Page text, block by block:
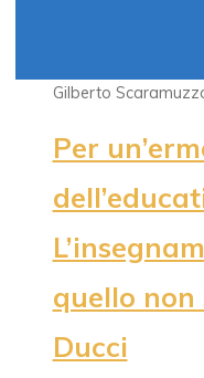
Gilberto
Per
quello
Ducci